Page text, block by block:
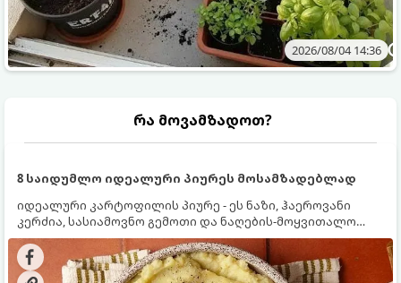
2026/08/04 14:36
რა მოვამზადოთ?
8 საიდუმლო იდეალური პიურეს მოსამზადებლად
იდეალური კარტოფილის პიურე - ეს ნაზი, ჰაეროვანი
კერძია, სასიამოვნო გემოთი და ნაღების-მოყვითალო
ფერით. მისი მომზადება ძალიან მარტივია, მაგრამ
არსებობს რამდენიმე საიდუმლო, რომლებიც უნდა
იცოდეთ, რომ პიურე იდეალურად გემრიელი გამოვიდეს.